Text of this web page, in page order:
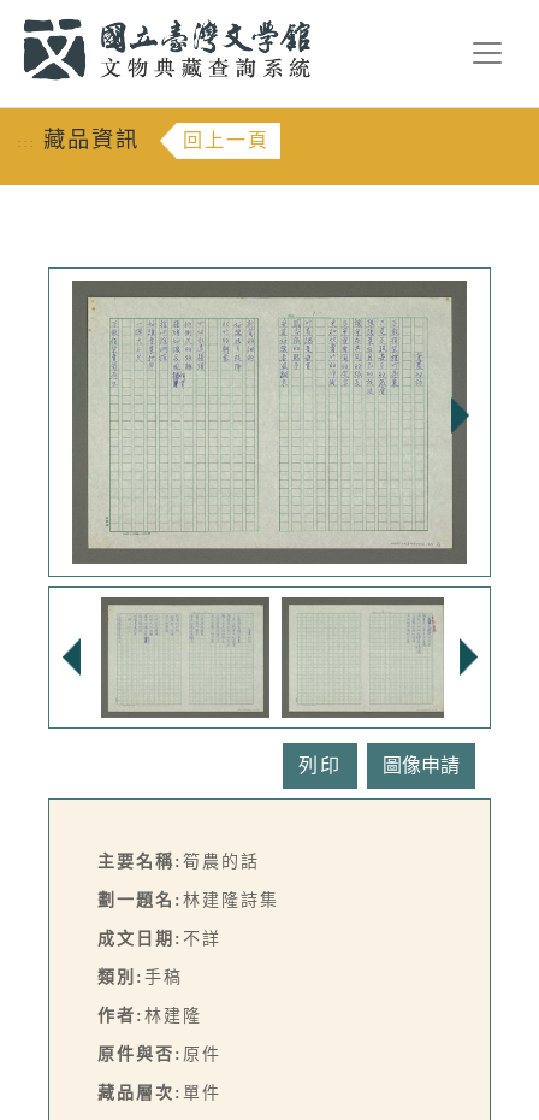
::: 藏品資訊 回上一頁
列印
主要名稱: 筍農的話
劃一題名: 林建隆詩集
成文日期: 不詳
類別: 手稿
作者: 林建隆
原件與否: 原件
藏品層次: 單件